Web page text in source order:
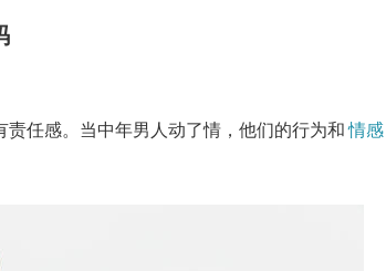
任感。当中年男人动了情，他们的行为和 情感